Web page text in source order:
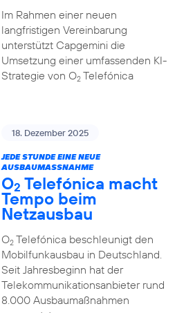
Im Rahmen einer neuen
langfristigen Vereinbarung
unterstützt Capgemini die
Umsetzung einer umfassenden KI-
Strategie von O2Telefónica
18. Dezember 2025
JEDE STUNDE EINE NEUE
AUSBAUMASSNAHME
O2 Telefónica macht
Tempo beim
Netzausbau
O2Telefónica beschleunigt den
Mobilfunkausbau in Deutschland.
Seit Jahresbeginn hat der
Telekommunikationsanbieter rund
8.000 Ausbaumaßnahmen